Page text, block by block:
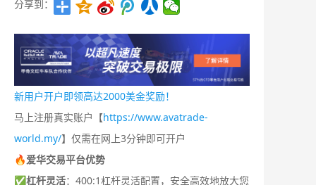
分享到：
新用户开户即领高达2000美金奖励！
马上注册真实账户【https://www.avatrade-
world.my/】仅需在网上3分钟即可开户
🔥爱华交易平台优势
✅杠杆灵活：400:1杠杆灵活配置，安全高效地放大您